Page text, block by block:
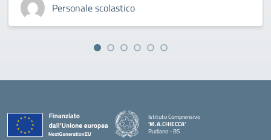
Personale scolastico
Istituto Comprensivo
'M.A.CHIECCA'
Rudiano - BS